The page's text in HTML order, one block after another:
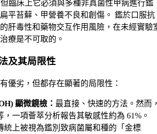
臨床上它必須與多種非真菌性甲病進行鑑
平苔蘚、甲營養不良和創傷。 鑑於口服抗
肝毒性和藥物交互作用風險，在未經實驗
療是不可取的。
及其局限性
優劣，但都存在顯著的局限性：
顯微鏡檢： 最直接、快速的方法。然而
，一項薈萃分析報告其敏感性約為 61%。
統上被視為鑑別致病菌屬和種的「金標